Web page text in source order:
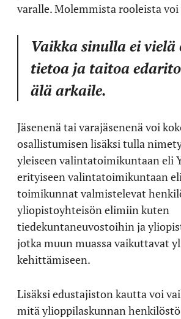
varalle. Molemmista rooleista
Vaikka sinulla ei vielä
tietoa ja taitoa
älä arkaile.
Jäsenenä tai varajäsenenä voi
osallistumisen lisäksi tulla
yleiseen valintatoimikuntaan eli
erityiseen valintatoimikuntaan eli
toimikunnat valmistelevat
yliopistoyhteisön elimiin kuten
tiedekuntaneuvostoihin ja
jotka muun muassa vaikuttavat
kehittämiseen.
Lisäksi edustajiston kautta voi
mitä ylioppilaskunnan